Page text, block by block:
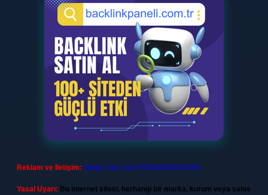
Reklam ve İletişim: Skype: live:.cid.575569c608265c69
Yasal Uyarı: Bu internet sitesi, herhangi bir marka, kurum veya şahıs